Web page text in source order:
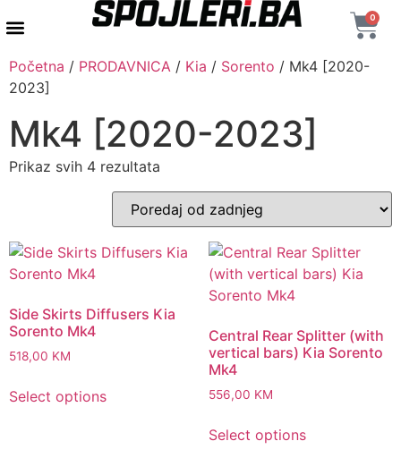
0
Početna / PRODAVNICA / Kia / Sorento / Mk4 [2020-
2023]
Mk4 [2020-2023]
Prikaz svih 4 rezultata
Side Skirts Diffusers Kia
Sorento Mk4
518,00 KM
Select options
Central Rear Splitter (with
vertical bars) Kia Sorento
Mk4
556,00 KM
Select options